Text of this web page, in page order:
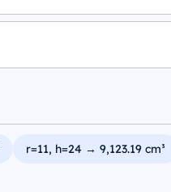
r=11, h=24 → 9,123.19 cm³